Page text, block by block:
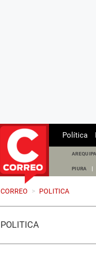
Política
AREQUIPA
PIURA
CORREO > POLITICA
POLÍTICA